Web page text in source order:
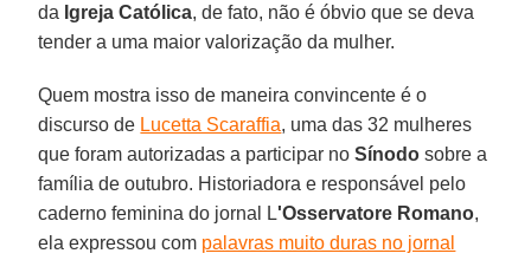
da Igreja Católica, de fato, não é óbvio que se deva
tender a uma maior valorização da mulher.
Quem mostra isso de maneira convincente é o
discurso de Lucetta Scaraffia, uma das 32 mulheres
que foram autorizadas a participar noSínodo sobre a
família de outubro. Historiadora e responsável pelo
caderno feminina do jornal L'Osservatore Romano,
ela expressou com palavras muito duras no jornal